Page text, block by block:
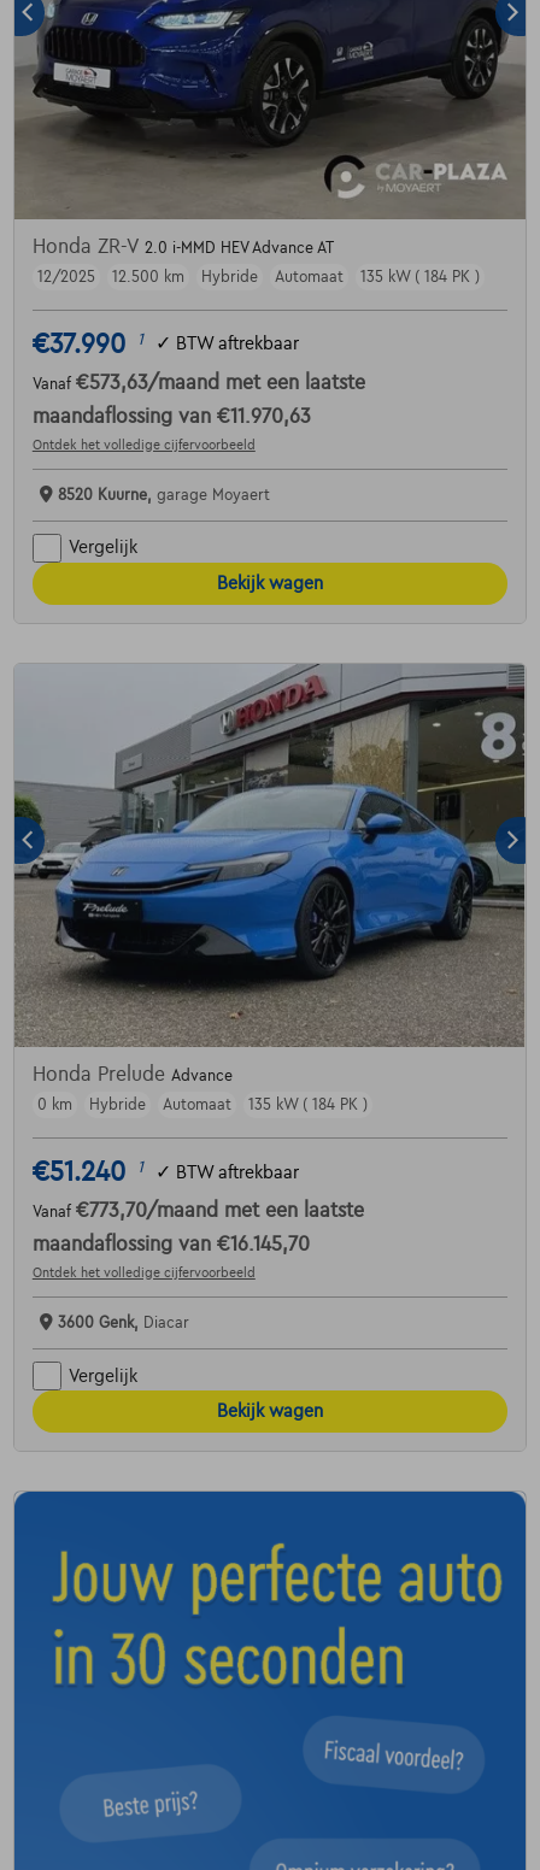
Honda ZR-V 2.0 i-MMD HEV Advance AT
12/2025
12.500 km Hybride Automaat 135 kW ( 184 PK )
€37.990 1 ✓ BTW aftrekbaar
Vanaf €573,63/maand met een laatste
maandaflossing van €11.970,63
Ontdek het volledige cijfervoorbeeld
8520 Kuurne, garage Moyaert
Vergelijk
Bekijk wagen
Honda Prelude Advance
0 km
Hybride Automaat 135 kW ( 184 PK )
€51.240 1 ✓ BTW aftrekbaar
Vanaf €773,70/maand met een laatste
maandaflossing van €16.145,70
Ontdek het volledige cijfervoorbeeld
3600 Genk, Diacar
Vergelijk
Bekijk wagen